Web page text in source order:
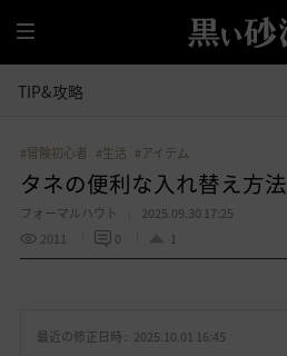
全
体
TIP&攻略
#冒険初心者 #生活 #アイテム
タネの便利な入れ替え方法
フォーマルハウト
2025.09.30 17:25
2011
0 1
最近の修正日時 : 2025.10.01 16:45